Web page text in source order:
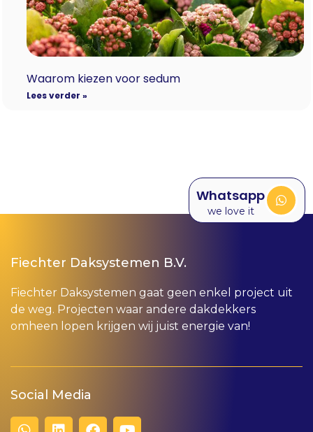
Waarom kiezen voor sedum
Lees verder »
Whatsapp
we love it
Fiechter Daksystemen B.V.
Fiechter Daksystemen gaat geen enkel project uit
de weg. Projecten waar andere dakdekkers
omheen lopen krijgen wij juist energie van!
Social Media